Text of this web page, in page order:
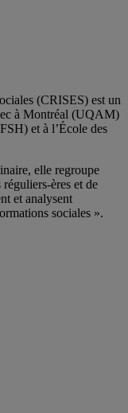
(CRISES) est un
à Montréal (UQAM)
et à l’École des
elle regroupe
réguliers-ères et de
et analysent
sociales ».